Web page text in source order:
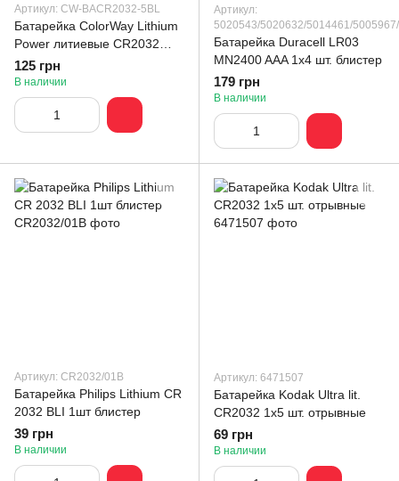
Артикул: CW-BACR2032-5BL
Батарейка СolorWay Lithium
Power литиевые CR2032
(CW-BACR2032-5BL)
125 грн
В наличии
Артикул:
5020543/5020632/5014461/
Батарейка Duracell LR03
MN2400 AAA 1x4 шт. блистер
179 грн
В наличии
Артикул: CR2032/01B
Батарейка Philips Lithium CR
2032 BLI 1шт блистер
39 грн
В наличии
Артикул: 6471507
Батарейка Kodak Ultra lit.
CR2032 1х5 шт. отрывные
69 грн
В наличии